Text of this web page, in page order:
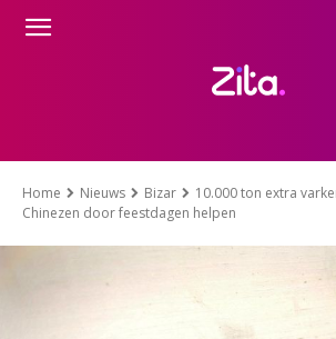
Home Nieuws Bizar
10.000 ton extra
Chinezen door feestdagen helpen